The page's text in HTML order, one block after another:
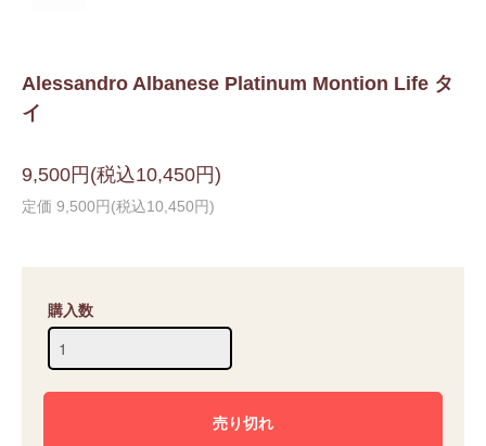
Alessandro Albanese Platinum Montion Life タ
イ
9,500円(税込10,450円)
定価 9,500円(税込10,450円)
購入数